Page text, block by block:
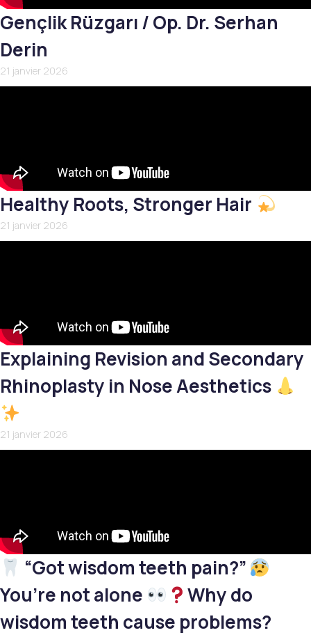
Gençlik Rüzgarı / Op. Dr. Serhan
Derin
21 janvier 2026
Healthy Roots, Stronger Hair
21 janvier 2026
Explaining Revision and Secondary
Rhinoplasty in Nose Aesthetics
21 janvier 2026
“Got wisdom teeth pain?”
You’re not alone
Why do
wisdom teeth cause problems?